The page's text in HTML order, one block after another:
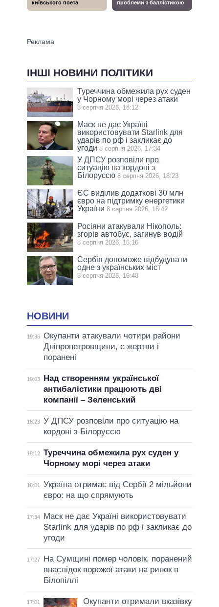
ІНШІ НОВИНИ ПОЛІТИКИ
Туреччина обмежила рух суден
у Чорному морі через атаки
8 серпня 2026, 18:12
Маск не дає Україні
використовувати Starlink для
ударів по рф і закликає до
угоди 8 серпня 2026, 17:34
У ДПСУ розповіли про
ситуацію на кордоні з
Білоруссю 8 серпня 2026, 18:23
ЄС виділив додаткові 30 млн
євро на підтримку енергетики
України 8 серпня 2026, 16:42
Росіяни атакували Нікополь:
згорів автобус, загинув водій
8 серпня 2026, 16:16
Сербія допоможе відбудувати
одне з українських міст
8 серпня 2026, 16:48
НОВИНИ
19:36 Окупанти атакували чотири райони
Дніпропетровщини, є жертви і
поранені
19:03
Над створенням української
антибалістики працюють дві
компанії – Зеленський
18:23 У ДПСУ розповіли про ситуацію на
кордоні з Білоруссю
18:12 Туреччина обмежила рух суден у
Чорному морі через атаки
18:01 Україна отримає від Сербії 2 мільйони
євро: на що спрямують
17:34
Маск не дає Україні використовувати
Starlink для ударів по рф і закликає до
угоди
17:27
На Сумщині помер чоловік, поранений
внаслідок ворожої атаки на ринок в
Білопіллі
17:01
Окупанти отримали вказівку